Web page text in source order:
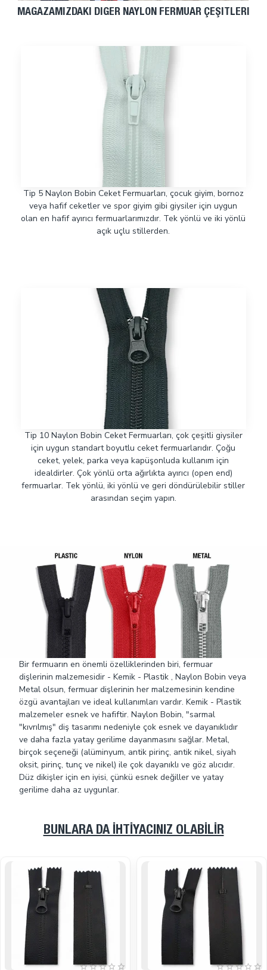
MAĞAZAMIZDAKI DIĞER NAYLON FERMUAR ÇEŞITLERI
Tip 5 Naylon Bobin Ceket Fermuarları, çocuk giyim, bornoz
veya hafif ceketler ve spor giyim gibi giysiler için uygun
olan en hafif ayırıcı fermuarlarımızdır. Tek yönlü ve iki yönlü
açık uçlu stillerden.
Tip 10 Naylon Bobin Ceket Fermuarları, çok çeşitli giysiler
için uygun standart boyutlu ceket fermuarlarıdır. Çoğu
ceket, yelek, parka veya kapüşonluda kullanım için
idealdirler. Çok yönlü orta ağırlıkta ayırıcı (open end)
fermuarlar. Tek yönlü, iki yönlü ve geri döndürülebilir stiller
arasından seçim yapın.
Bir fermuarın en önemli özelliklerinden biri, fermuar
dişlerinin malzemesidir - Kemik - Plastik , Naylon Bobin veya
Metal olsun, fermuar dişlerinin her malzemesinin kendine
özgü avantajları ve ideal kullanımları vardır. Kemik - Plastik
malzemeler esnek ve hafiftir. Naylon Bobin, "sarmal
"kıvrılmış" diş tasarımı nedeniyle çok esnek ve dayanıklıdır
ve daha fazla yatay gerilime dayanmasını sağlar. Metal,
birçok seçeneği (alüminyum, antik pirinç, antik nikel, siyah
oksit, pirinç, tunç ve nikel) ile çok dayanıklı ve göz alıcıdır.
Düz dikişler için en iyisi, çünkü esnek değiller ve yatay
gerilime daha az uygunlar.
BUNLARA DA İHTIYACINIZ OLABILIR